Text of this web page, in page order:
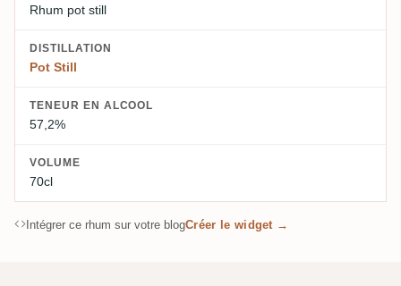
Rhum pot still
DISTILLATION
Pot Still
TENEUR EN ALCOOL
57,2%
VOLUME
70cl
Intégrer ce rhum sur votre blogCréer le widget →